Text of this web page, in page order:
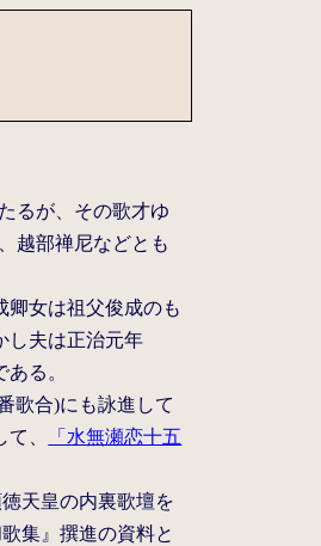
るが、その歌才ゆ
越部禅尼などとも
卿女は祖父俊成のも
し夫は正治元年
る。
歌合)にも詠進して
、
「水無瀬恋十五
天皇の内裏歌壇を
集』撰進の資料と